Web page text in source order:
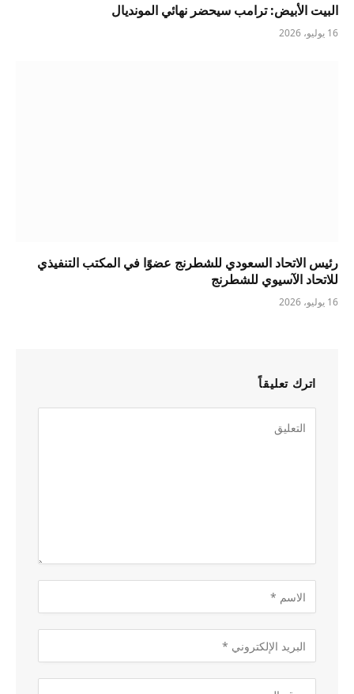
البيت الأبيض: ترامب سيحضر نهائي المونديال
16 يوليو، 2026
رئيس الاتحاد السعودي للشطرنج عضوًا في المكتب التنفيذي
للاتحاد الآسيوي للشطرنج
16 يوليو، 2026
اترك تعليقاً